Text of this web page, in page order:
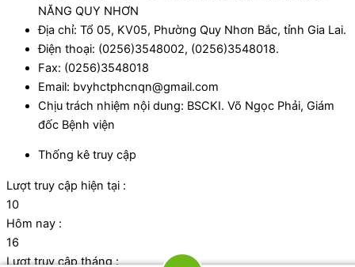
NĂNG QUY NHƠN
Địa chỉ: Tổ 05, KV05, Phường Quy Nhơn Bắc, tỉnh Gia Lai.
Điện thoại: (0256)3548002, (0256)3548018.
Fax: (0256)3548018
Email: bvyhctphcnqn@gmail.com
Chịu trách nhiệm nội dung: BSCKI. Võ Ngọc Phải, Giám
đốc Bệnh viện
Thống kê truy cập
Lượt truy cập hiện tại :
10
Hôm nay :
16
Lượt truy cập tháng :